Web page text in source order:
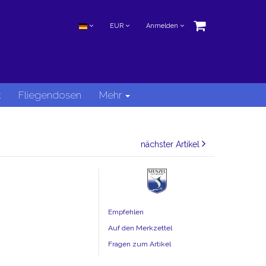
EUR Anmelden
Fliegendosen Mehr
nächster Artikel
Empfehlen
Auf den Merkzettel
Fragen zum Artikel